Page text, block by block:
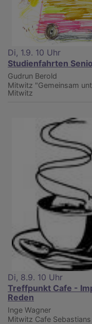
Di, 1.9. 10 Uhr
Studienfahrten
Gudrun Berold
Mitwitz "Gemeinsam
Mitwitz
Di, 8.9. 10 Uhr
Treffpunkt Cafe -
Reden
Inge Wagner
Mitwitz Cafe